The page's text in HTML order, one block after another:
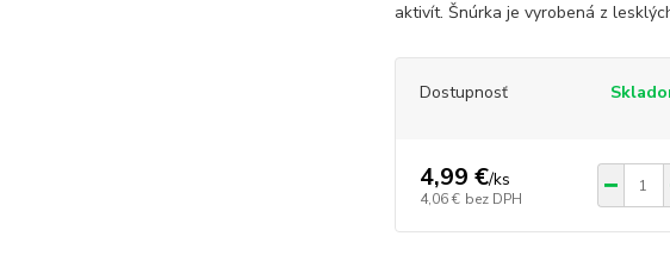
aktivít. Šnúrka je vyrobená z
Dostupnosť
4,99 €/ks
4,06 € bez DPH